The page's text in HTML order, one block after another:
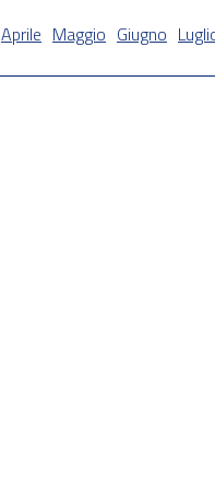
Aprile Maggio Giugno